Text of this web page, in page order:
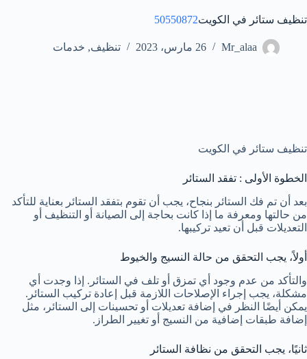
تنظيف ستائر في الكويت50550872
Mr_alaa 26 مارس، 2023 تنظيف, خدمات
تنظيف ستائر في الكويت
الخطوة الأولى : تفقد الستائر
بعد أن تم فك الستائر بنجاح، يجب أن تقوم بتفقد الستائر بعناية للتأكد
من حالتها ومعرفة ما إذا كانت بحاجة إلى الصيانة أو التنظيف أو
التعديلات قبل أن تعيد تركيبها.
أولاً، يجب التحقق من حالة النسيج والخيوط
والتأكد من عدم وجود أي تمزق أو تلف في الستائر. إذا وجدت أي
مشكلة، يجب إجراء الإصلاحات اللازمة قبل إعادة تركيب الستائر.
يمكن أيضًا النظر في إضافة تعديلات أو تحسينات إلى الستائر، مثل
إضافة طبقات إضافية من النسيج أو تغيير الطراز.
ثانيًا، يجب التحقق من نظافة الستائر